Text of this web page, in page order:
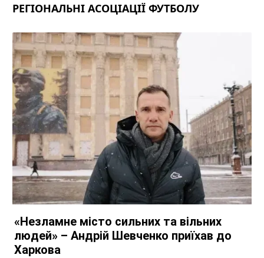
РЕГІОНАЛЬНІ АСОЦІАЦІЇ ФУТБОЛУ
«Незламне місто сильних та вільних
людей» – Андрій Шевченко приїхав до
Харкова